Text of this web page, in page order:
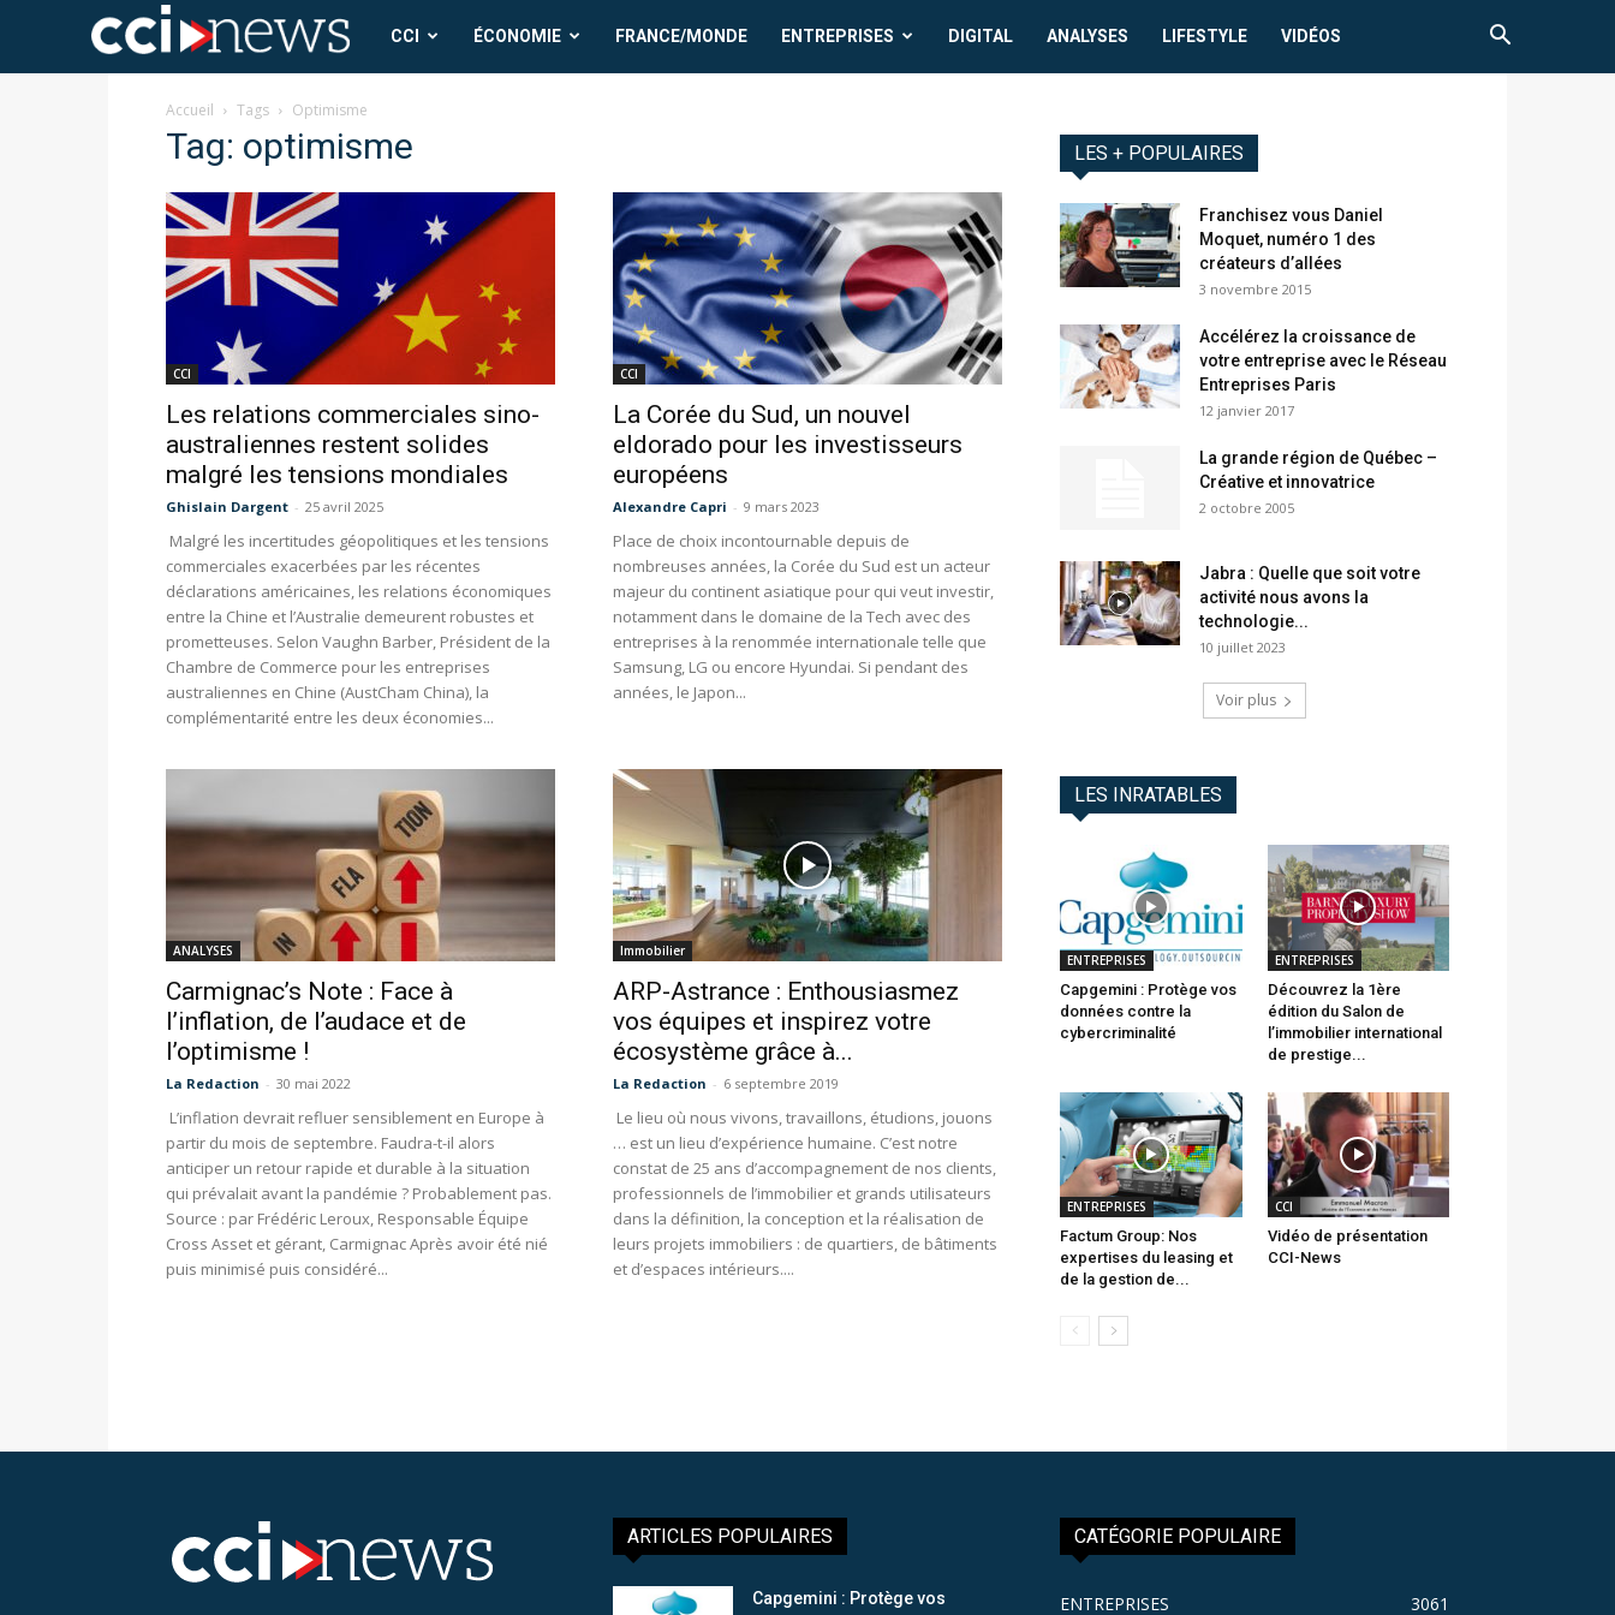
CCICCI ÉCONOMIE FRANCE/MONDE ENTREPRISES DIGITAL ANALYSES LIFESTYLE VIDÉOS
Accueil Tags Optimisme
Tag: optimisme
CCI
Les relations commerciales sino-
australiennes restent solides
malgré les tensions mondiales
Ghislain Dargent - 25 avril 2025
Malgré les incertitudes géopolitiques et les tensions
commerciales exacerbées par les récentes
déclarations américaines, les relations économiques
entre la Chine et l’Australie demeurent robustes et
prometteuses. Selon Vaughn Barber, Président de la
Chambre de Commerce pour les entreprises
australiennes en Chine (AustCham China), la
complémentarité entre les deux économies...
CCI
La Corée du Sud, un nouvel
eldorado pour les investisseurs
européens
Alexandre Capri - 9 mars 2023
Place de choix incontournable depuis de
nombreuses années, la Corée du Sud est un acteur
majeur du continent asiatique pour qui veut investir,
notamment dans le domaine de la Tech avec des
entreprises à la renommée internationale telle que
Samsung, LG ou encore Hyundai. Si pendant des
années, le Japon...
ANALYSES
Carmignac’s Note : Face à
l’inflation, de l’audace et de
l’optimisme !
La Redaction - 30 mai 2022
L’inflation devrait refluer sensiblement en Europe à
partir du mois de septembre. Faudra-t-il alors
anticiper un retour rapide et durable à la situation
qui prévalait avant la pandémie ? Probablement pas.
Source : par Frédéric Leroux, Responsable Équipe
Cross Asset et gérant, Carmignac Après avoir été nié
puis minimisé puis considéré...
Immobilier
ARP-Astrance : Enthousiasmez
vos équipes et inspirez votre
écosystème grâce à...
La Redaction - 6 septembre 2019
Le lieu où nous vivons, travaillons, étudions, jouons
… est un lieu d’expérience humaine. C’est notre
constat de 25 ans d’accompagnement de nos clients,
professionnels de l’immobilier et grands utilisateurs
dans la définition, la conception et la réalisation de
leurs projets immobiliers : de quartiers, de bâtiments
et d’espaces intérieurs....
LES + POPULAIRES
Franchisez vous Daniel
Moquet, numéro 1 des
créateurs d’allées
3 novembre 2015
Accélérez la croissance de
votre entreprise avec le Réseau
Entreprises Paris
12 janvier 2017
La grande région de Québec –
Créative et innovatrice
2 octobre 2005
Jabra : Quelle que soit votre
activité nous avons la
technologie...
10 juillet 2023
Voir plus
LES INRATABLES
ENTREPRISES
Capgemini : Protège vos
données contre la
cybercriminalité
ENTREPRISES
Découvrez la 1ère
édition du Salon de
l’immobilier international
de prestige...
ENTREPRISES
Factum Group: Nos
expertises du leasing et
de la gestion de...
CCI
Vidéo de présentation
CCI-News
ARTICLES POPULAIRES
Capgemini : Protège vos
CATÉGORIE POPULAIRE
ENTREPRISES 3061